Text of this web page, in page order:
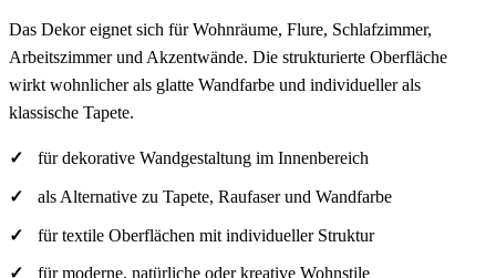
Das Dekor eignet sich für Wohnräume, Flure, Schlafzimmer,
Arbeitszimmer und Akzentwände. Die strukturierte Oberfläche
wirkt wohnlicher als glatte Wandfarbe und individueller als
klassische Tapete.
für dekorative Wandgestaltung im Innenbereich
als Alternative zu Tapete, Raufaser und Wandfarbe
für textile Oberflächen mit individueller Struktur
für moderne, natürliche oder kreative Wohnstile